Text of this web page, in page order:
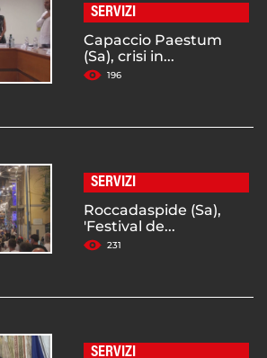
SERVIZI
Capaccio Paestum
(Sa), crisi in...
196
SERVIZI
Roccadaspide (Sa),
'Festival de...
231
SERVIZI